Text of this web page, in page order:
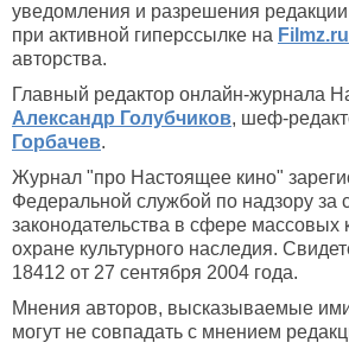
уведомления и разрешения
при активной гиперссылке на Filmz.ru
авторства.
Главный редактор онлайн-журнала
Александр Голубчиков, шеф-
Горбачев.
Журнал "про Настоящее кино"
Федеральной службой по надзору за
законодательства в сфере массовых
охране культурного наследия.
18412 от 27 сентября 2004 года.
Мнения авторов, высказываемые
могут не совпадать с мнением